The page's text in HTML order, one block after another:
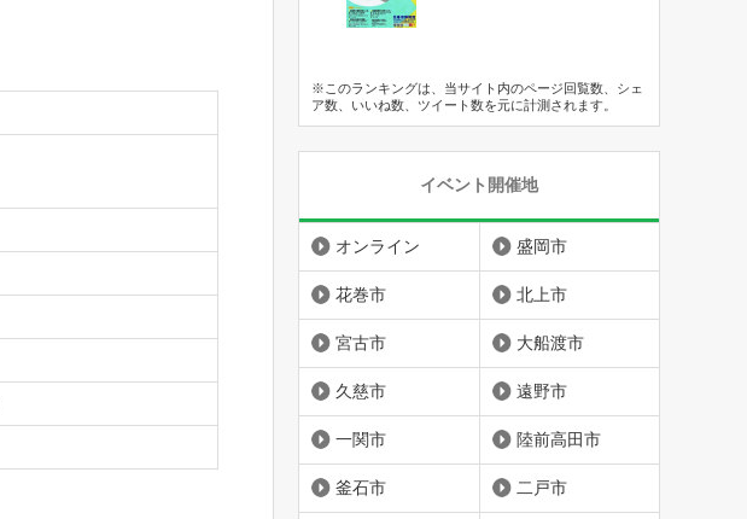
※このランキングは、当サイト内のページ回覧数、シェ
ア数、いいね数、ツイート数を元に計測されます。
イベント開催地
オンライン 盛岡市
花巻市 北上市
宮古市 大船渡市
久慈市 遠野市
一関市 陸前高田市
釜石市 二戸市